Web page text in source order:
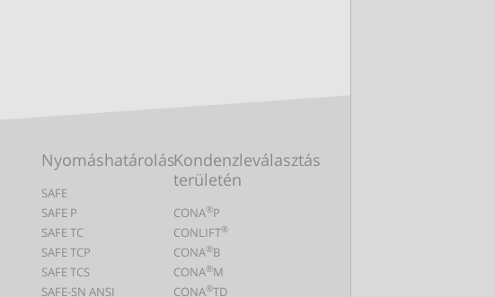
Nyomáshatárolás
SAFE
SAFE P
SAFE TC
SAFE TCP
SAFE TCS
SAFE-SN ANSI
Kondenzleválasztás
területén
CONA®P
CONLIFT®
CONA®B
CONA®M
CONA®TD